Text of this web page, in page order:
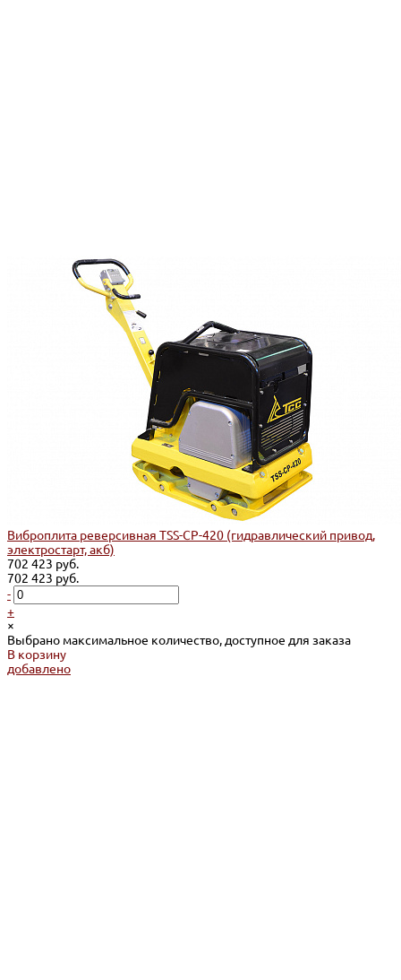
Виброплита реверсивная TSS-CP-420 (гидравлический привод,
электростарт, акб)
702 423 руб.
702 423 руб.
-
+
×
Выбрано максимальное количество, доступное для заказа
В корзину
добавлено